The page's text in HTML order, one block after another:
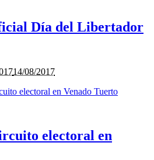
Día del Libertador
14/08/2017
electoral en